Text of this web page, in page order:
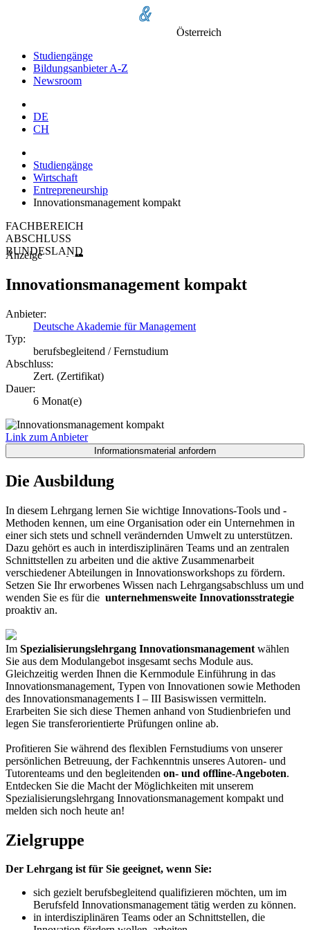
Österreich
Studiengänge
Bildungsanbieter A-Z
Newsroom
DE
CH
Studiengänge
Wirtschaft
Entrepreneurship
Innovationsmanagement kompakt
FACHBEREICH
ABSCHLUSS
BUNDESLAND
Anzeige
Innovationsmanagement kompakt
Anbieter:
Deutsche Akademie für Management
Typ:
berufsbegleitend / Fernstudium
Abschluss:
Zert. (Zertifikat)
Dauer:
6 Monat(e)
Link zum Anbieter
Die Ausbildung
In diesem Lehrgang lernen Sie wichtige Innovations-Tools und -
Methoden kennen, um eine Organisation oder ein Unternehmen in
einer sich stets und schnell verändernden Umwelt zu unterstützen.
Dazu gehört es auch in interdisziplinären Teams und an zentralen
Schnittstellen zu arbeiten und die aktive Zusammenarbeit
verschiedener Abteilungen in Innovationsworkshops zu fördern.
Setzen Sie Ihr erworbenes Wissen nach Lehrgangsabschluss um und
wenden Sie es für die unternehmensweite Innovationsstrategie
proaktiv an.
Im Spezialisierungslehrgang Innovationsmanagement wählen
Sie aus dem Modulangebot insgesamt sechs Module aus.
Gleichzeitig werden Ihnen die Kernmodule Einführung in das
Innovationsmanagement, Typen von Innovationen sowie Methoden
des Innovationsmanagements I – III Basiswissen vermitteln.
Erarbeiten Sie sich diese Themen anhand von Studienbriefen und
legen Sie transferorientierte Prüfungen online ab.
Profitieren Sie während des flexiblen Fernstudiums von unserer
persönlichen Betreuung, der Fachkenntnis unseres Autoren- und
Tutorenteams und den begleitenden on- und offline-Angeboten.
Entdecken Sie die Macht der Möglichkeiten mit unserem
Spezialisierungslehrgang Innovationsmanagement kompakt und
melden sich noch heute an!
Zielgruppe
Der Lehrgang ist für Sie geeignet, wenn Sie:
sich gezielt berufsbegleitend qualifizieren möchten, um im
Berufsfeld Innovationsmanagement tätig werden zu können.
in interdisziplinären Teams oder an Schnittstellen, die